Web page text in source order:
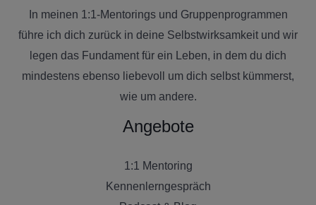
In meinen 1:1-Mentorings und Gruppenprogrammen
führe ich dich zurück in deine Selbstwirksamkeit und wir
legen das Fundament für ein Leben, in dem du dich
mindestens ebenso liebevoll um dich selbst kümmerst,
wie um andere.
Angebote
1:1 Mentoring
Kennenlerngespräch